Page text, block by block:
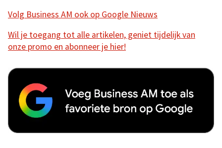
Volg Business AM ook op Google Nieuws
Wil je toegang tot alle artikelen, geniet tijdelijk van
onze promo en abonneer je hier!